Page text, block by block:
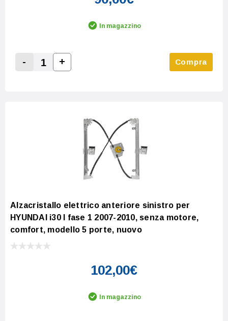
In magazzino
Decrease Quantity:
-
Increase Quantity:
+ Compra
Alzacristallo elettrico anteriore sinistro per
HYUNDAI i30 I fase 1 2007-2010, senza motore,
comfort, modello 5 porte, nuovo
102,00€
In magazzino